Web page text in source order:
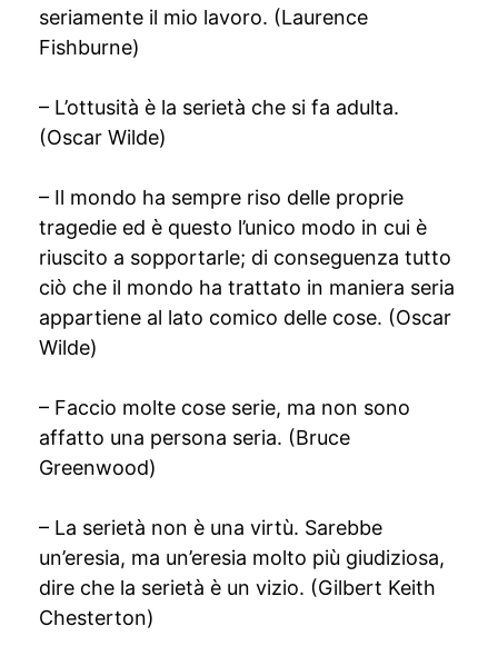
seriamente il mio lavoro. (Laurence
Fishburne)
– L’ottusità è la serietà che si fa adulta.
(Oscar Wilde)
– Il mondo ha sempre riso delle proprie
tragedie ed è questo l’unico modo in cui è
riuscito a sopportarle; di conseguenza tutto
ciò che il mondo ha trattato in maniera seria
appartiene al lato comico delle cose. (Oscar
Wilde)
– Faccio molte cose serie, ma non sono
affatto una persona seria. (Bruce
Greenwood)
– La serietà non è una virtù. Sarebbe
un’eresia, ma un’eresia molto più giudiziosa,
dire che la serietà è un vizio. (Gilbert Keith
Chesterton)